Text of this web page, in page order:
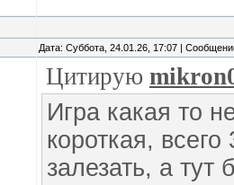
Дата: Суббота, 24.01.26, 17:07 |
Цитирую
Игра какая то
короткая,
залезать, а тут